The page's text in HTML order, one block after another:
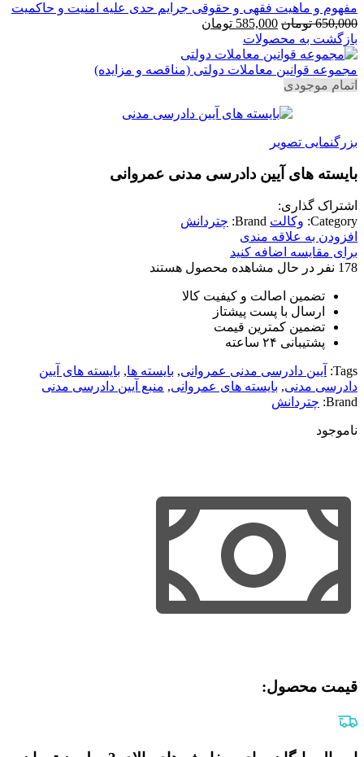
مفهوم و ماهیت فقهی و حقوقی جرایم حدی علیه امنیت و حاکمیت
650,000 تومان قیمت
اصلی
650,000 تومان
بود.
585,000 تومان
است.
بازگشت به محصولات
مجموعه قوانین معاملات دولتی (مناقصه و مزایده)
اتمام موجودی
بزرگنمایی تصویر
بایسته های آیین دادرسی مدنی عمروانی
اشتراک گذاری:
Category: وکالت Brand: چتردانش
افزودن به علاقه مندی
برای مقایسه اضافه کنید
178 نفر در حال مشاهده محصول هستند
تضمین اصالت و کیفیت کالا
ارسال با پست پیشتاز
تضمین کمترین قیمت
پشتیبانی ۲۴ ساعته
Tags: آیین دادرسی مدنی عمروانی, بایسته ها, بایسته های آیین
دادرسی مدنی, بایسته های عمروانی, منبع آیین دادرسی مدنی
Brand: چتردانش
ناموجود
قیمت محصول:​